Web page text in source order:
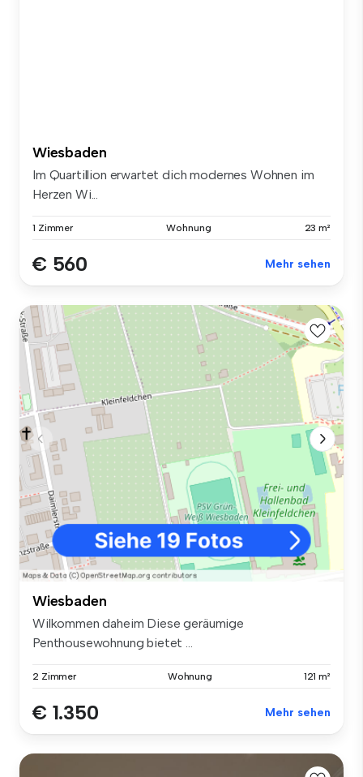
Wiesbaden
Im Quartillion erwartet dich modernes Wohnen im
Herzen Wi...
1 Zimmer Wohnung 23 m²
€ 560 Mehr sehen
Wiesbaden
Wilkommen daheim Diese geräumige
Penthousewohnung bietet ...
2 Zimmer Wohnung 121 m²
€ 1.350 Mehr sehen